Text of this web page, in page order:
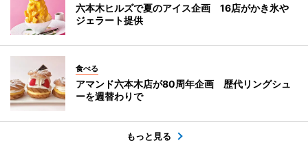
六本木ヒルズで夏のアイス企画 16店がかき氷や
ジェラート提供
食べる
アマンド六本木店が80周年企画 歴代リングシュ
ーを週替わりで
もっと見る